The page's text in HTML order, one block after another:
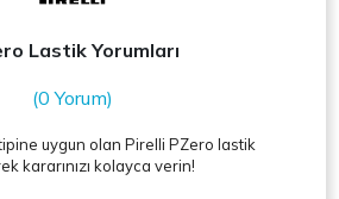
Lastik Yorumları
(0 Yorum)
uygun olanPirelli PZero lastik
kararınızı kolayca verin!